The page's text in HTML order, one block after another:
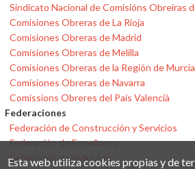
Sindicato Nacional de Comisións Obreiras
Comisiones Obreras de La Rioja
Comisiones Obreras de Madrid
Comisiones Obreras de Melilla
Comisiones Obreras de la Región de Murcia
Comisiones Obreras de Navarra
Comissions Obreres del País Valencià
Federaciones
Federación de Construcción y Servicios
Federación de Enseñanza
Federación de Industria
Esta web utiliza cookies propias y de